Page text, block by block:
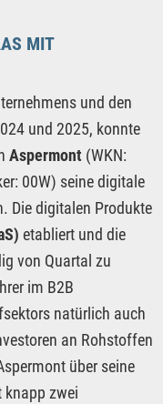
MIT
und den
und 2025, konnte
Aspermont (WKN:
00W) seine digitale
Die digitalen Produkte
etabliert und die
von Quartal zu
im B2B
natürlich auch
an Rohstoffen
über seine
knapp zwei